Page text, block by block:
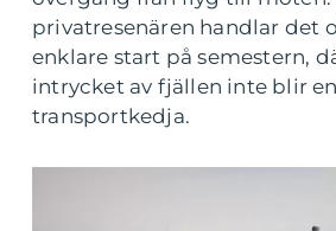
privatresenären handlar det
enklare start på semestern,
intrycket av fjällen inte blir
transportkedja.